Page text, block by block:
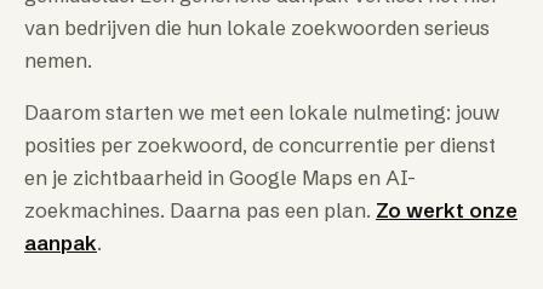
van bedrijven die hun lokale zoekwoorden serieus
nemen.
Daarom starten we met een lokale nulmeting: jouw
posities per zoekwoord, de concurrentie per dienst
en je zichtbaarheid in Google Maps en AI-
zoekmachines. Daarna pas een plan. Zo werkt onze
aanpak.